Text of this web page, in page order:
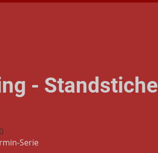
- Standstiche
Serie